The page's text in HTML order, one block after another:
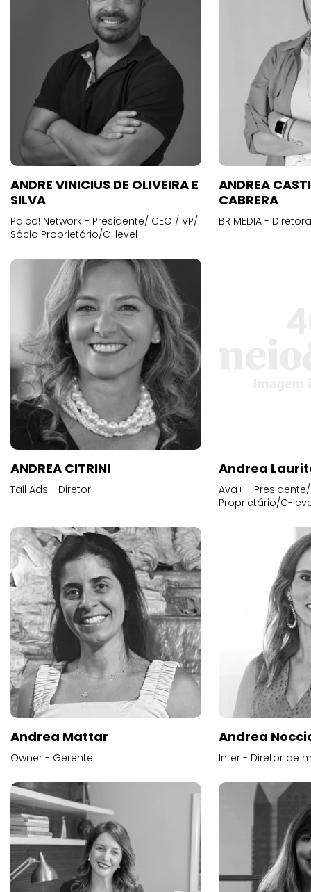
ANDRE VINICIUS DE OLIVEIRA E
SILVA
Palco! Network - Presidente/ CEO / VP/
Sócio Proprietário/C-level
ANDREA
CABRERA
BR MEDIA -
ANDREA CITRINI
Tail Ads - Diretor
Andrea
Ava+ -
Proprietário/C-
Andrea Mattar
Owner - Gerente
Andrea
Inter - Diretor de